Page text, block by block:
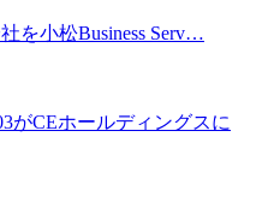
を小松Business Serv…
がCEホールディングスに